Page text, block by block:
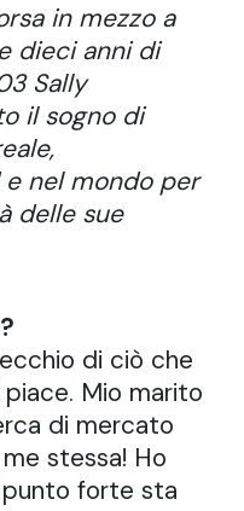
in mezzo a
dieci anni di
Sally
il sogno di
nel mondo per
delle sue
di ciò che
Mio marito
di mercato
stessa! Ho
punto forte sta